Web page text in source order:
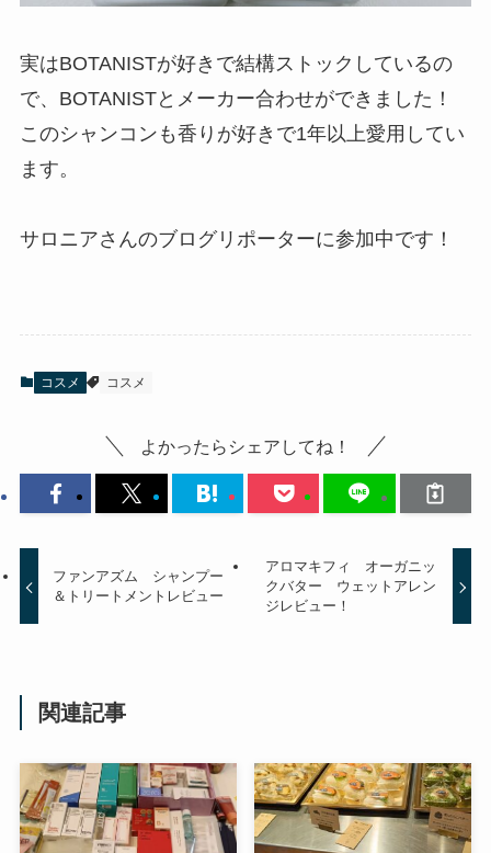
実はBOTANISTが好きで結構ストックしているの
で、BOTANISTとメーカー合わせができました！
このシャンコンも香りが好きで1年以上愛用してい
ます。
サロニアさんのブログリポーターに参加中です！
コスメ コスメ
よかったらシェアしてね！
ファンアズム シャンプー
＆トリートメントレビュー
アロマキフィ オーガニッ
クバター ウェットアレン
ジレビュー！
関連記事